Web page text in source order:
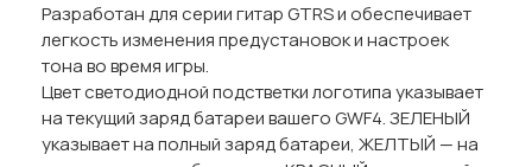
Разработан для серии гитар GTRS и обеспечивает
легкость изменения предустановок и настроек
тона во время игры.
Цвет светодиодной подстветки логотипа указывает
на текущий заряд батареи вашего GWF4. ЗЕЛЕНЫЙ
указывает на полный заряд батареи, ЖЕЛТЫЙ — на